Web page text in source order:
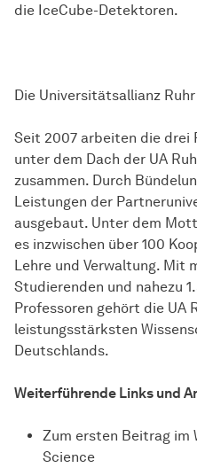
die IceCube-Detektoren.
Die Universitätsallianz Ruhr
Seit 2007 arbeiten die drei
unter dem Dach der UA
zusammen. Durch
Leistungen der
ausgebaut. Unter dem
es inzwischen über 100
Lehre und Verwaltung. Mit
Studierenden und nahezu
Professoren gehört die UA
leistungsstärksten
Deutschlands.
Weiterführende Links und
Zum ersten Beitrag im
Science